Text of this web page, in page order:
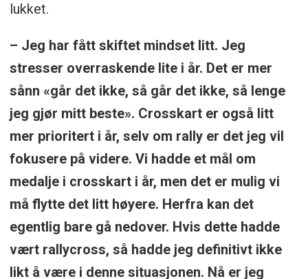
lukket.
– Jeg har fått skiftet mindset litt. Jeg
stresser overraskende lite i år. Det er mer
sånn «går det ikke, så går det ikke, så lenge
jeg gjør mitt beste». Crosskart er også litt
mer prioritert i år, selv om rally er det jeg vil
fokusere på videre. Vi hadde et mål om
medalje i crosskart i år, men det er mulig vi
må flytte det litt høyere. Herfra kan det
egentlig bare gå nedover. Hvis dette hadde
vært rallycross, så hadde jeg definitivt ikke
likt å være i denne situasjonen. Nå er jeg